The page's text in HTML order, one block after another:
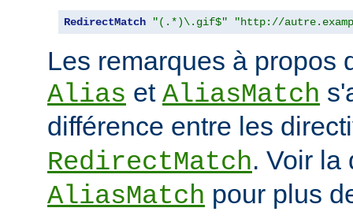
RedirectMatch "(.*)\.gif$" "http://
Les remarques à propos
Alias et AliasMatch
différence entre les
RedirectMatch. Voir la
AliasMatch pour plus